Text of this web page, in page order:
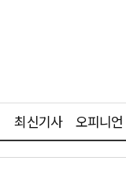
최신기사 오피니언